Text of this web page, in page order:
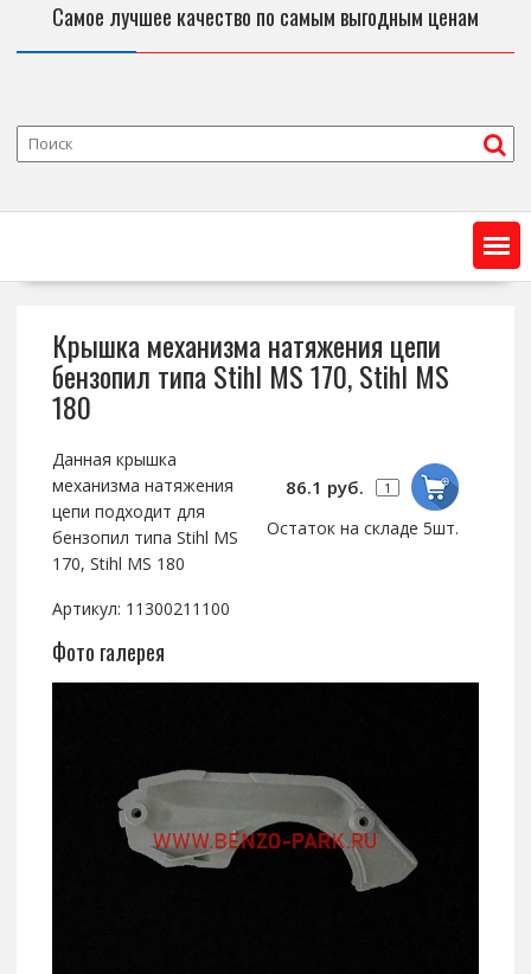
Самое лучшее качество по самым выгодным ценам
Крышка механизма натяжения цепи
бензопил типа Stihl MS 170, Stihl MS
180
86.1 руб.
Остаток на складе 5шт.
Данная крышка
механизма натяжения
цепи подходит для
бензопил типа Stihl MS
170, Stihl MS 180
Артикул: 11300211100
Фото галерея